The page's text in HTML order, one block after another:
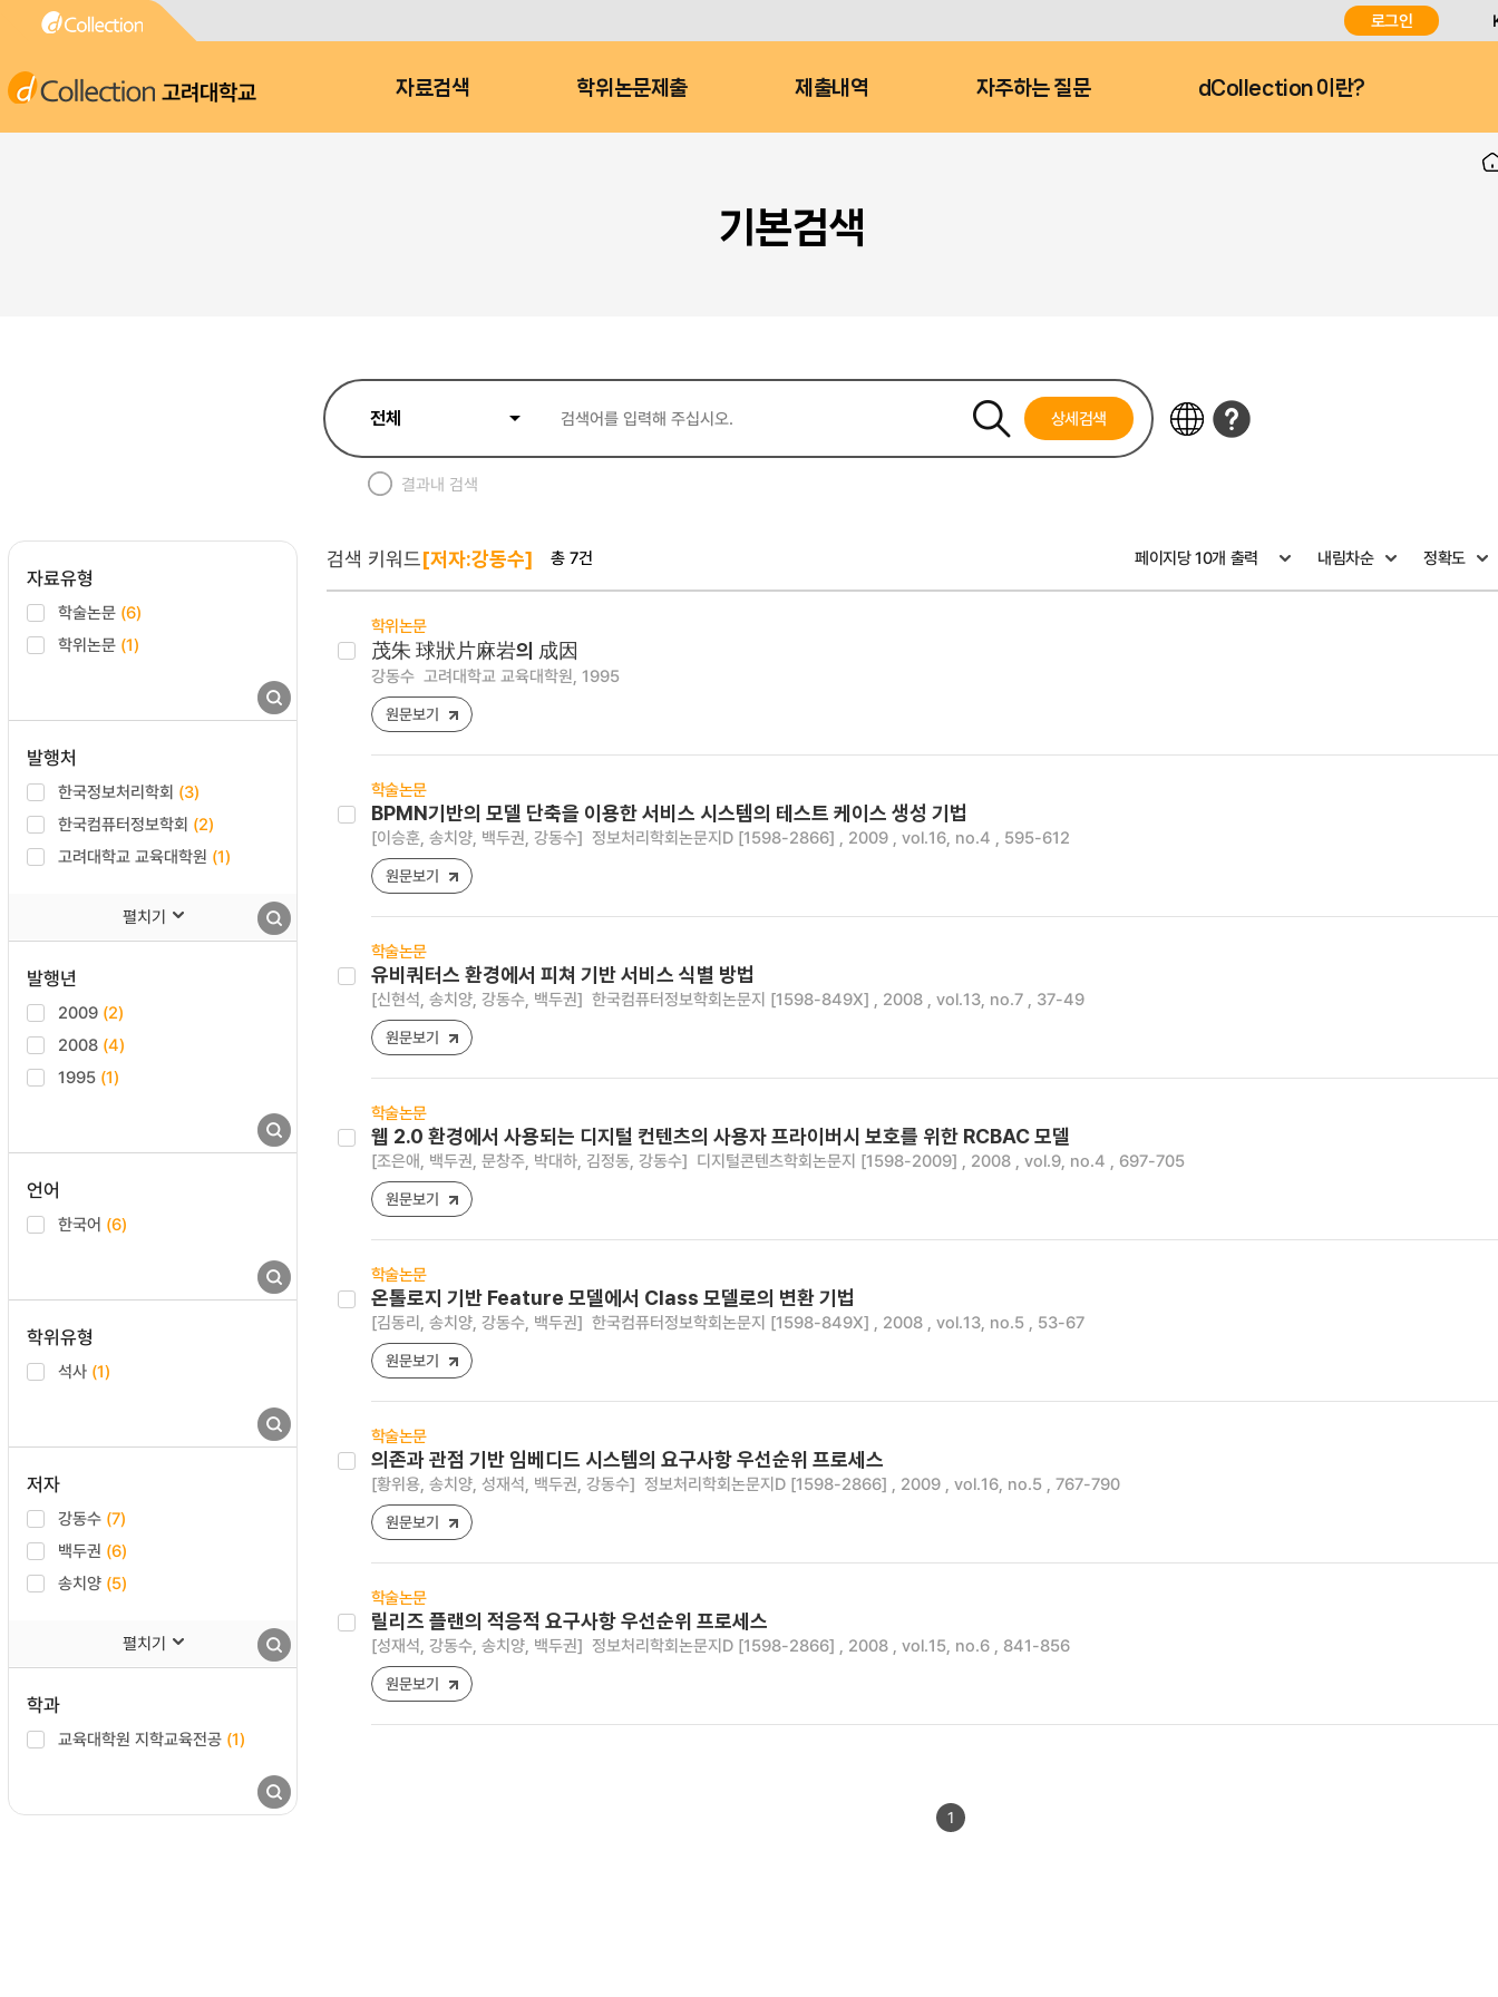
로그인
고려대학교 자료검색 학위논문제출 제출내역 자주하는 질문 dCollection 이란?
기본검색
상세검색
결과내 검색
자료유형
학술논문 (6)
학위논문 (1)
발행처
한국정보처리학회 (3)
한국컴퓨터정보학회 (2)
고려대학교 교육대학원 (1)
펼치기
발행년
2009 (2)
2008 (4)
1995 (1)
언어
한국어 (6)
학위유형
석사 (1)
저자
강동수 (7)
백두권 (6)
송치양 (5)
펼치기
학과
교육대학원 지학교육전공 (1)
검색 키워드[저자:강동수] 총 7건
학위논문
茂朱 球狀片麻岩의 成因
강동수 고려대학교 교육대학원, 1995
원문보기
학술논문
BPMN기반의 모델 단축을 이용한 서비스 시스템의 테스트 케이스 생성 기법
[이승훈, 송치양, 백두권, 강동수] 정보처리학회논문지D [1598-2866] , 2009 , vol.16, no.4 , 595-612
원문보기
학술논문
유비쿼터스 환경에서 피쳐 기반 서비스 식별 방법
[신현석, 송치양, 강동수, 백두권] 한국컴퓨터정보학회논문지 [1598-849X] , 2008 , vol.13, no.7 , 37-49
원문보기
학술논문
웹 2.0 환경에서 사용되는 디지털 컨텐츠의 사용자 프라이버시 보호를 위한 RCBAC 모델
[조은애, 백두권, 문창주, 박대하, 김정동, 강동수] 디지털콘텐츠학회논문지 [1598-2009] , 2008 , vol.9, no.4 , 697-705
원문보기
학술논문
온톨로지 기반 Feature 모델에서 Class 모델로의 변환 기법
[김동리, 송치양, 강동수, 백두권] 한국컴퓨터정보학회논문지 [1598-849X] , 2008 , vol.13, no.5 , 53-67
원문보기
학술논문
의존과 관점 기반 임베디드 시스템의 요구사항 우선순위 프로세스
[황위용, 송치양, 성재석, 백두권, 강동수] 정보처리학회논문지D [1598-2866] , 2009 , vol.16, no.5 , 767-790
원문보기
학술논문
릴리즈 플랜의 적응적 요구사항 우선순위 프로세스
[성재석, 강동수, 송치양, 백두권] 정보처리학회논문지D [1598-2866] , 2008 , vol.15, no.6 , 841-856
원문보기
1